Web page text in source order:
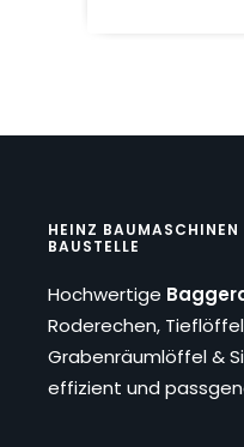
HEINZ
BAUSTELLE
Hochwertige
Roderechen,
Grabenräumlöffel &
effizient und